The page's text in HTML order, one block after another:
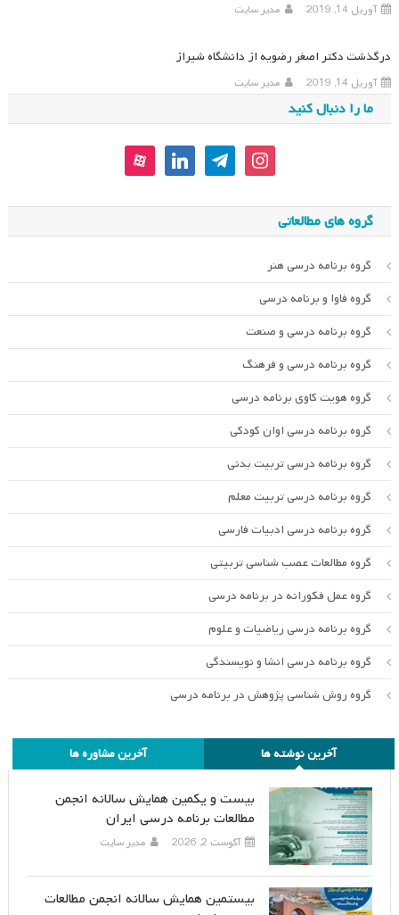
آوریل 14, 2019 مدیر سایت
درگذشت دکتر اصغر رضویه از دانشگاه شیراز
آوریل 14, 2019 مدیر سایت
ما را دنبال کنید
instagram
telegram
linkedin
aparat
گروه های مطالعاتی
گروه برنامه درسی هنر
گروه فاوا و برنامه درسی
گروه برنامه درسی و صنعت
گروه برنامه درسی و فرهنگ
گروه هویت کاوی برنامه درسی
گروه برنامه درسی اوان کودکی
گروه برنامه درسی تربیت بدنی
گروه برنامه درسی تربیت معلم
گروه برنامه درسی ادبیات فارسی
گروه مطالعات عصب شناسی تربیتی
گروه عمل فکورانه در برنامه درسی
گروه برنامه درسی ریاضیات و علوم
گروه برنامه درسی انشا و نویسندگی
گروه روش شناسی پژوهش در برنامه درسی
آخرین نوشته ها آخرین مشاوره ها
بیست و یکمین همایش سالانه انجمن
مطالعات برنامه درسی ایران
آگوست 2, 2026 مدیر سایت
بیستمین همایش سالانه انجمن مطالعات